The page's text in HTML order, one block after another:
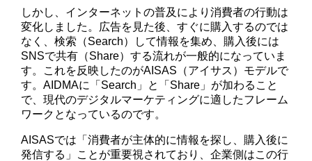
しかし、インターネットの普及により消費者の行動は
変化しました。広告を見た後、すぐに購入するのでは
なく、検索（Search）して情報を集め、購入後には
SNSで共有（Share）する流れが一般的になっていま
す。これを反映したのがAISAS（アイサス）モデルで
す。AIDMAに「Search」と「Share」が加わること
で、現代のデジタルマーケティングに適したフレーム
ワークとなっているのです。
AISASでは「消費者が主体的に情報を探し、購入後に
発信する」ことが重要視されており、企業側はこの行